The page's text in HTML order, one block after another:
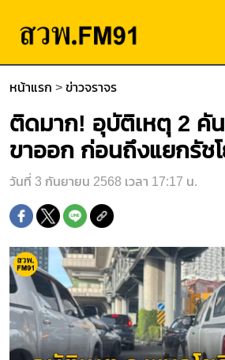
หน้าแรก > ข่าวจราจร
ติดมาก! อุบัติเหตุ 2 คั
ขาออก ก่อนถึงแยกรัช
วันที่ 3 กันยายน 2568 เวลา 17:17 น.